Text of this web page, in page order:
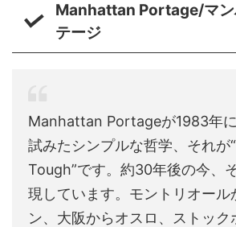
Manhattan Portage/マン
テージ
Manhattan Portageが1983年
試みたシンプルな哲学、それが
Tough”です。約30年後の今、
現しています。モントリオール
ン、大阪からオスロ、ストック